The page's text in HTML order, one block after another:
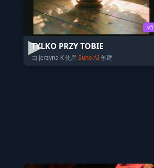
v5
TYLKO PRZY TOBIE
由 Jerzyna K 使用 Suno AI创建